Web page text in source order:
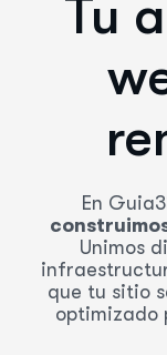
Tu
En
Unimos
que tu sitio
optimizado